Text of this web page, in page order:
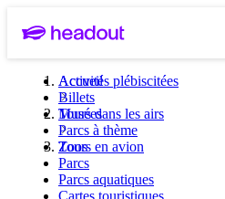
Activités plébiscitées
Billets
Musées
Parcs à thème
Zoos
Parcs
Parcs aquatiques
Cartes touristiques
Accueil
Tours dans les airs
Tours en avion